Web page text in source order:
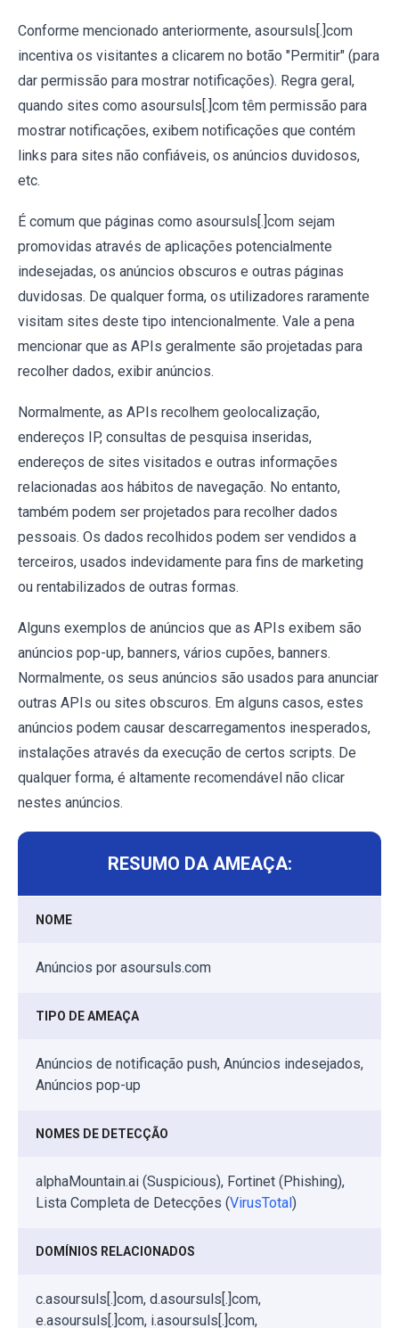
Conforme mencionado anteriormente, asoursuls[.]com
incentiva os visitantes a clicarem no botão "Permitir" (para
dar permissão para mostrar notificações). Regra geral,
quando sites como asoursuls[.]com têm permissão para
mostrar notificações, exibem notificações que contém
links para sites não confiáveis, os anúncios duvidosos,
etc.
É comum que páginas como asoursuls[.]com sejam
promovidas através de aplicações potencialmente
indesejadas, os anúncios obscuros e outras páginas
duvidosas. De qualquer forma, os utilizadores raramente
visitam sites deste tipo intencionalmente. Vale a pena
mencionar que as APIs geralmente são projetadas para
recolher dados, exibir anúncios.
Normalmente, as APIs recolhem geolocalização,
endereços IP, consultas de pesquisa inseridas,
endereços de sites visitados e outras informações
relacionadas aos hábitos de navegação. No entanto,
também podem ser projetados para recolher dados
pessoais. Os dados recolhidos podem ser vendidos a
terceiros, usados indevidamente para fins de marketing
ou rentabilizados de outras formas.
Alguns exemplos de anúncios que as APIs exibem são
anúncios pop-up, banners, vários cupões, banners.
Normalmente, os seus anúncios são usados para anunciar
outras APIs ou sites obscuros. Em alguns casos, estes
anúncios podem causar descarregamentos inesperados,
instalações através da execução de certos scripts. De
qualquer forma, é altamente recomendável não clicar
nestes anúncios.
RESUMO DA AMEAÇA:
NOME
Anúncios por asoursuls.com
TIPO DE AMEAÇA
Anúncios de notificação push, Anúncios indesejados,
Anúncios pop-up
NOMES DE DETECÇÃO
alphaMountain.ai (Suspicious), Fortinet (Phishing),
Lista Completa de Detecções (VirusTotal )
DOMÍNIOS RELACIONADOS
c.asoursuls[.]com, d.asoursuls[.]com,
e.asoursuls[.]com, i.asoursuls[.]com,